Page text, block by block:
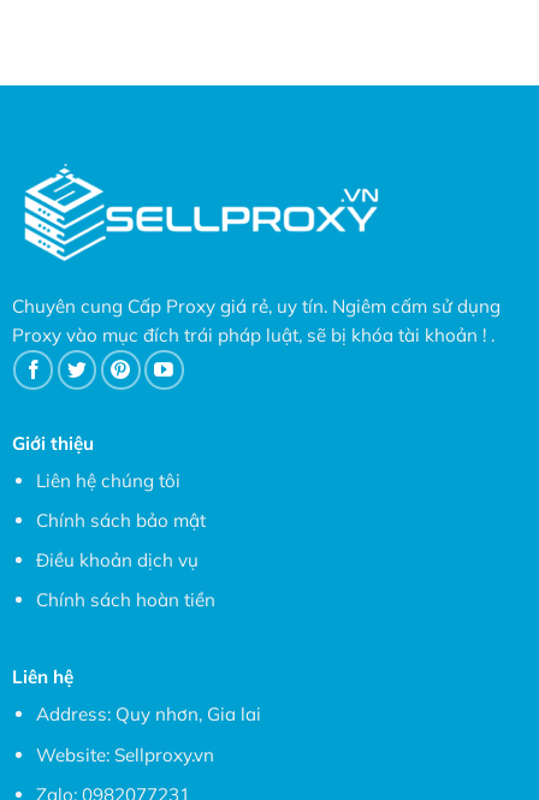
Chuyên cung Cấp Proxy giá rẻ, uy tín. Ngiêm cấm sử dụng
Proxy vào mục đích trái pháp luật, sẽ bị khóa tài khoản ! .
Giới thiệu
Liên hệ chúng tôi
Chính sách bảo mật
Điều khoản dịch vụ
Chính sách hoàn tiền
Liên hệ
Address: Quy nhơn, Gia lai
Website: Sellproxy.vn
Zalo: 0982077231